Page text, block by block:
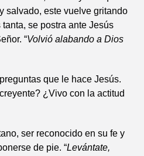
salvado, este vuelve gritando
tanta, se postra ante Jesús
“Volvió alabando a Dios
que le hace Jesús.
¿Vivo con la actitud
ser reconocido en su fe y
de pie. “Levántate,